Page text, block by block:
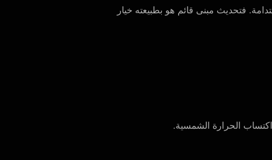
أداة رئيسية للاستدامة. فتحديث مبنى قائم هو بطبيعته خيار